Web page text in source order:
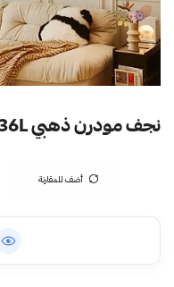
نجف مودرن ذهبي E14*36L
أضف للمقارنة